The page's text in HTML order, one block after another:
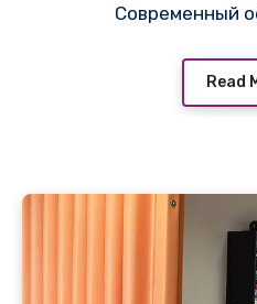
Современный
Read